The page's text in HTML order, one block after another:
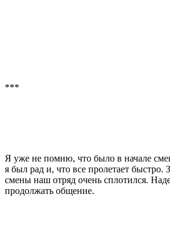
***
Я уже не помню, что было в начале
я был рад и, что все пролетает быстро.
смены наш отряд очень сплотился.
продолжать общение.